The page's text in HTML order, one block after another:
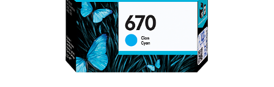
Impresora Multifunción Láser Color
Impresora Multifunción Láser Monocromatica
Impresoras Portátiles